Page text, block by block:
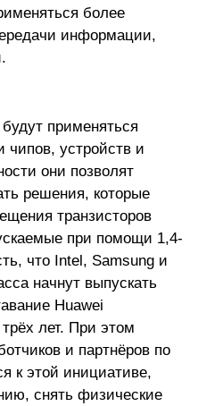
более
информации,
применяться
чипов, устройств и
они позволят
решения, которые
транзисторов
при помощи 1,4-
что Intel, Samsung и
начнут выпускать
Huawei
лет. При этом
и партнёров по
к этой инициативе,
снять физические